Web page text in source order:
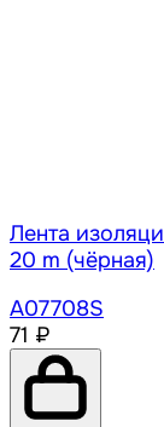
Лента
20 m (чёрная)
A07708S
71 ₽